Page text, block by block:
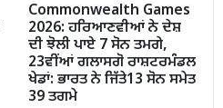
Commonwealth Games
2026: ਹਰਿਆਣਵੀਆਂ ਨੇ ਦੇਸ਼
ਦੀ ਝੋਲੀ ਪਾਏ 7 ਸੋਨ ਤਮਗੇ,
23ਵੀਂਆਂ ਗਲਾਸਗੋ ਰਾਸ਼ਟਰਮੰਡਲ
ਖੇਡਾਂ: ਭਾਰਤ ਨੇ ਜਿੱਤੇ13 ਸੋਨ ਸਮੇਤ
39 ਤਗਮੇ